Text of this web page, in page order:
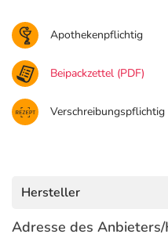
Apothekenpflichtig
Beipackzettel (PDF)
Verschreibungspflichtig
Hersteller
Adresse des